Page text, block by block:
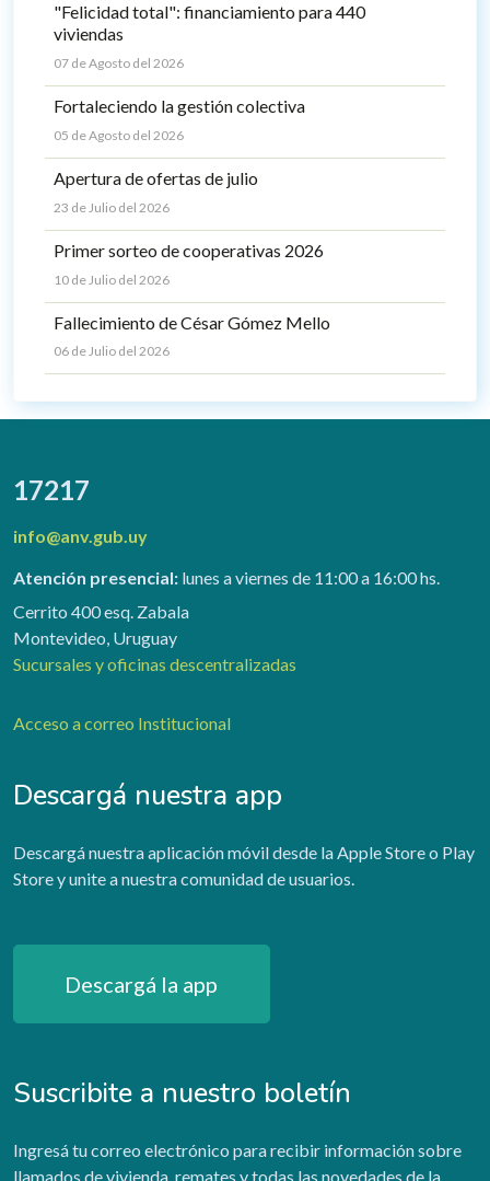
"Felicidad total": financiamiento para 440
viviendas
07 de Agosto del 2026
Fortaleciendo la gestión colectiva
05 de Agosto del 2026
Apertura de ofertas de julio
23 de Julio del 2026
Primer sorteo de cooperativas 2026
10 de Julio del 2026
Fallecimiento de César Gómez Mello
06 de Julio del 2026
17217
info@anv.gub.uy
Atención presencial: lunes a viernes de 11:00 a 16:00 hs.
Cerrito 400 esq. Zabala
Montevideo, Uruguay
Sucursales y oficinas descentralizadas
Acceso a correo Institucional
Descargá nuestra app
Descargá nuestra aplicación móvil desde la Apple Store o Play
Store y unite a nuestra comunidad de usuarios.
Descargá la app
Suscribite a nuestro boletín
Ingresá tu correo electrónico para recibir información sobre
llamados de vivienda, remates y todas las novedades de la